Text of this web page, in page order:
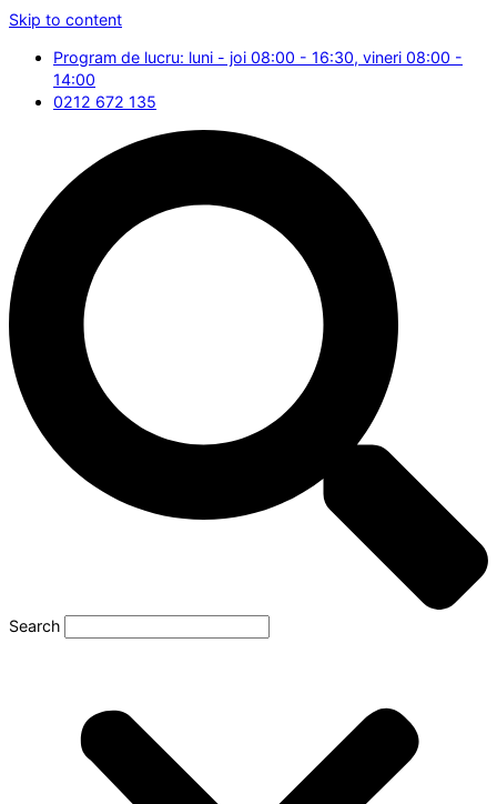
Skip to content
Program de lucru: luni - joi 08:00 - 16:30, vineri 08:00 -
14:00
0212 672 135
Search